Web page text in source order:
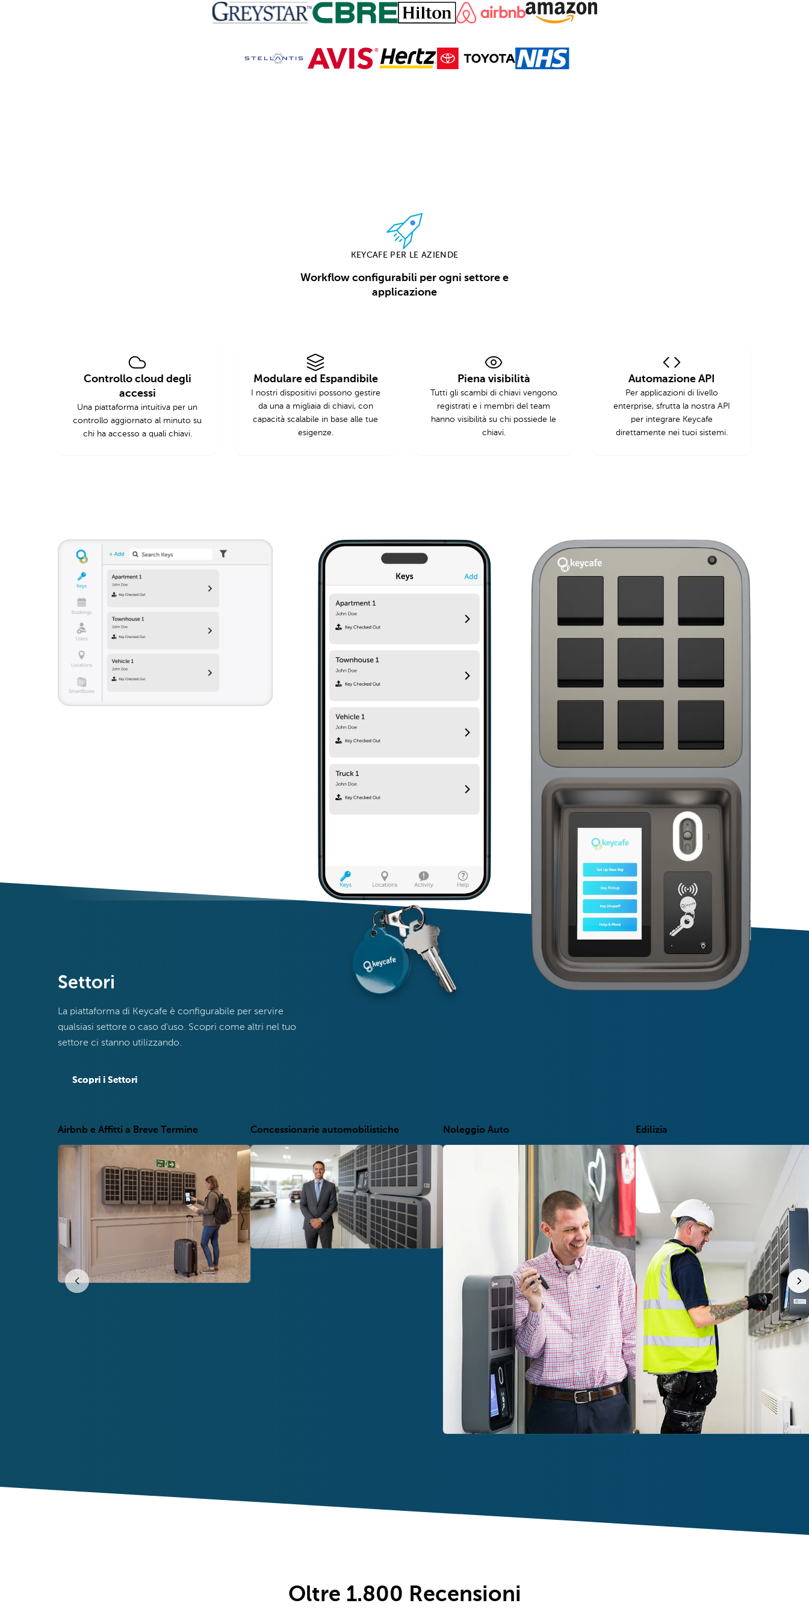
KEYCAFE PER LE AZIENDE
Workflow configurabili per ogni settore e
applicazione
Controllo cloud degli
accessi
Una piattaforma intuitiva per un
controllo aggiornato al minuto su
chi ha accesso a quali chiavi.
Modulare ed Espandibile
I nostri dispositivi possono gestire
da una a migliaia di chiavi, con
capacità scalabile in base alle tue
esigenze.
Piena visibilità
Tutti gli scambi di chiavi vengono
registrati e i membri del team
hanno visibilità su chi possiede le
chiavi.
Automazione API
Per applicazioni di livello
enterprise, sfrutta la nostra API
per integrare Keycafe
direttamente nei tuoi sistemi.
Settori
La piattaforma di Keycafe è configurabile per servire
qualsiasi settore o caso d'uso. Scopri come altri nel tuo
settore ci stanno utilizzando.
Scopri i Settori
Airbnb e Affitti a Breve Termine Concessionarie automobilistiche Noleggio Auto Edilizia
Oltre 1.800 Recensioni